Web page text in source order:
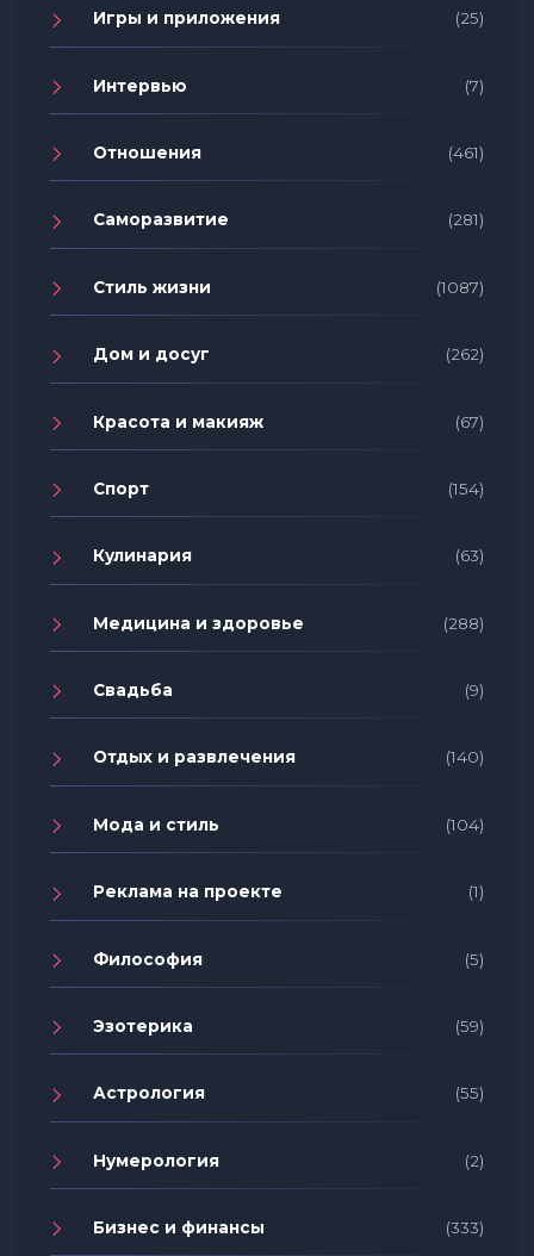
Игры и приложения (25)
Интервью (7)
Отношения (461)
Саморазвитие (281)
Стиль жизни (1087)
Дом и досуг (262)
Красота и макияж (67)
Спорт (154)
Кулинария (63)
Медицина и здоровье (288)
Свадьба (9)
Отдых и развлечения (140)
Мода и стиль (104)
Реклама на проекте (1)
Философия (5)
Эзотерика (59)
Астрология (55)
Нумерология (2)
Бизнес и финансы (333)